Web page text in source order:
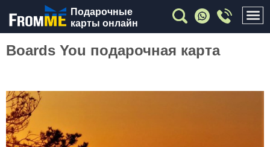
Подарочные
карты онлайн
Boards You подарочная карта